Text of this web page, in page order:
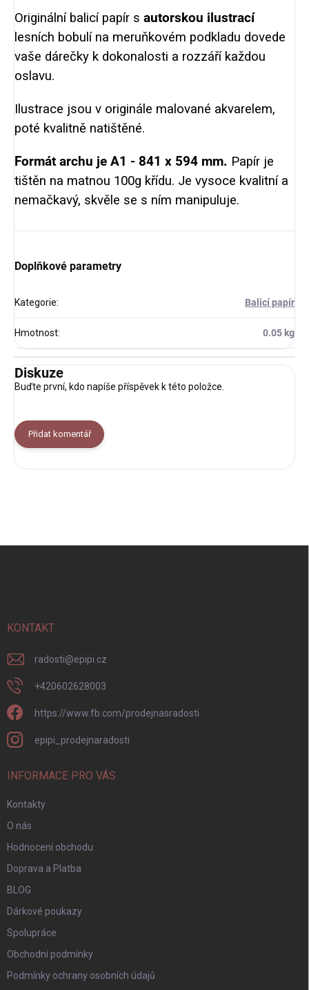
Originální balicí papír s autorskou ilustrací
lesních bobulí na meruňkovém podkladu dovede
vaše dárečky k dokonalosti a rozzáří každou
oslavu.
Ilustrace jsou v originále malované akvarelem,
poté kvalitně natištěné.
Formát archu je A1 - 841 x 594 mm. Papír je
tištěn na matnou 100g křídu. Je vysoce kvalitní a
nemačkavý, skvěle se s ním manipuluje.
Doplňkové parametry
Kategorie: Balicí papír
Hmotnost: 0.05 kg
Diskuze
Buďte první, kdo napíše příspěvek k této položce.
Přidat komentář
KONTAKT
radosti@epipi.cz
+420602628003
https://www.fb.com/prodejnasradosti
epipi_prodejnaradosti
INFORMACE PRO VÁS
Kontakty
O nás
Hodnocení obchodu
Doprava a Platba
BLOG
Dárkové poukazy
Spolupráce
Obchodní podmínky
Podmínky ochrany osobních údajů